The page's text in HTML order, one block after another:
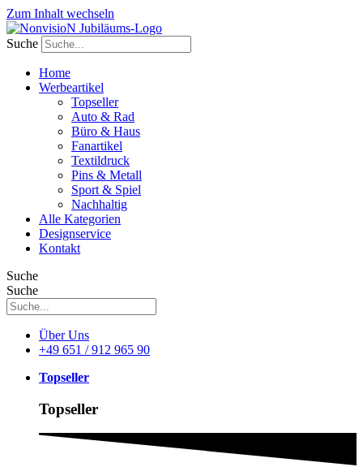
Zum Inhalt wechseln
Suche
Home
Werbeartikel
Topseller
Auto & Rad
Büro & Haus
Fanartikel
Textildruck
Pins & Metall
Sport & Spiel
Nachhaltig
Alle Kategorien
Designservice
Kontakt
Suche
Suche
Über Uns
+49 651 / 912 965 90
Topseller
Topseller